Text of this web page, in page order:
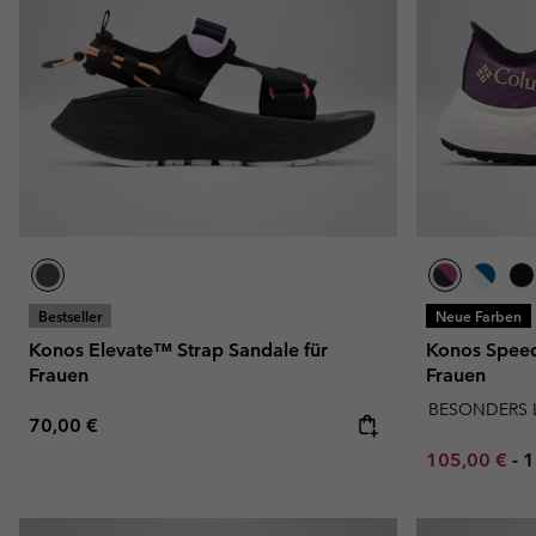
Bestseller
Konos Elevate™ Strap Sandale für
Frauen
Regular price:
70,00 €
Neue Farben
Konos
Frauen
BESONDERS
Minimum
105,00 € -